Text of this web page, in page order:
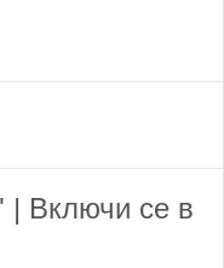
| Включи се в